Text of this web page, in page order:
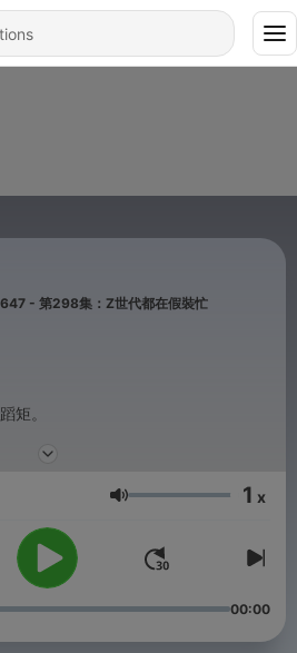
647 - 第298集：Z世代都在假裝忙
矩。
open.firstory.me/join/168168
Volume 1 x
00:00